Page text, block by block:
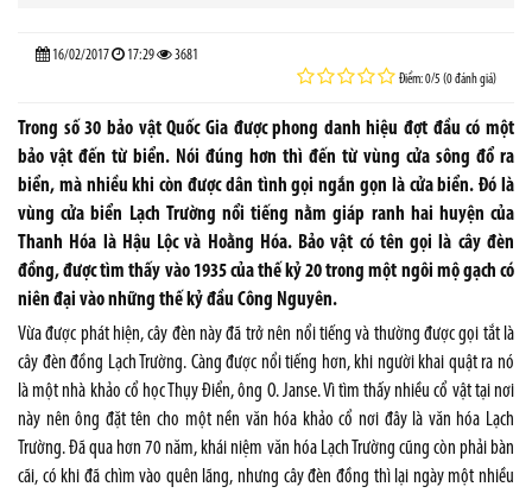
16/02/2017 17:29 3681
Điểm: 0/5 (0 đánh giá)
Trong số 30 bảo vật Quốc Gia được phong danh hiệu đợt đầu có một
bảo vật đến từ biển. Nói đúng hơn thì đến từ vùng cửa sông đổ ra
biển, mà nhiều khi còn được dân tình gọi ngắn gọn là cửa biển. Đó là
vùng cửa biển Lạch Trường nổi tiếng nằm giáp ranh hai huyện của
Thanh Hóa là Hậu Lộc và Hoằng Hóa. Bảo vật có tên gọi là cây đèn
đồng, được tìm thấy vào 1935 của thế kỷ 20 trong một ngôi mộ gạch có
niên đại vào những thế kỷ đầu Công Nguyên.
Vừa được phát hiện, cây đèn này đã trở nên nổi tiếng và thường được gọi tắt là
cây đèn đồng Lạch Trường. Càng được nổi tiếng hơn, khi người khai quật ra nó
là một nhà khảo cổ học Thụy Điển, ông O. Janse. Vì tìm thấy nhiều cổ vật tại nơi
này nên ông đặt tên cho một nền văn hóa khảo cổ nơi đây là văn hóa Lạch
Trường. Đã qua hơn 70 năm, khái niệm văn hóa Lạch Trường cũng còn phải bàn
cãi, có khi đã chìm vào quên lãng, nhưng cây đèn đồng thì lại ngày một nhiều